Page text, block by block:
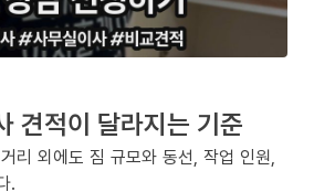
견적이 달라지는 기준
리 외에도 짐 규모와 동선, 작업 인원,
.